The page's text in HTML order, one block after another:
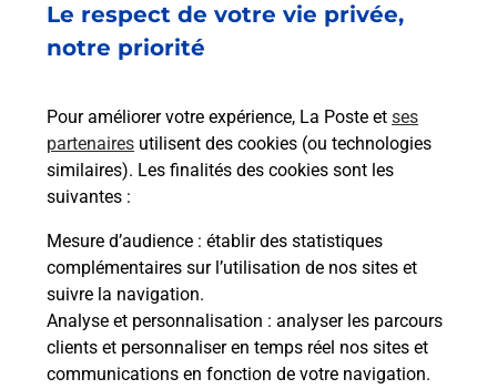
Le respect de votre vie privée,
notre priorité
Pour améliorer votre expérience, La Poste et ses
partenaires utilisent des cookies (ou technologies
similaires). Les finalités des cookies sont les
suivantes :
Mesure d’audience : établir des statistiques
complémentaires sur l’utilisation de nos sites et
suivre la navigation.
Analyse et personnalisation : analyser les parcours
clients et personnaliser en temps réel nos sites et
communications en fonction de votre navigation.
Est-il possible d’acheter un
emballage directement depuis un
Comment demander une
modification de livraison ?
Comment La Poste participe-t-elle
à votre sécurité au quotidien ?